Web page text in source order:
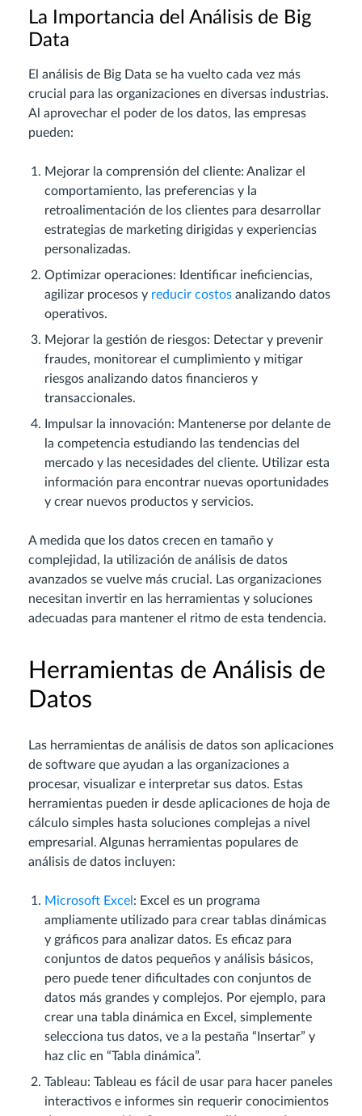
La Importancia del Análisis de Big
Data
El análisis de Big Data se ha vuelto cada vez más
crucial para las organizaciones en diversas industrias.
Al aprovechar el poder de los datos, las empresas
pueden:
Mejorar la comprensión del cliente: Analizar el
comportamiento, las preferencias y la
retroalimentación de los clientes para desarrollar
estrategias de marketing dirigidas y experiencias
personalizadas.
Optimizar operaciones: Identificar ineficiencias,
agilizar procesos y reducir costos analizando datos
operativos.
Mejorar la gestión de riesgos: Detectar y prevenir
fraudes, monitorear el cumplimiento y mitigar
riesgos analizando datos financieros y
transaccionales.
Impulsar la innovación: Mantenerse por delante de
la competencia estudiando las tendencias del
mercado y las necesidades del cliente. Utilizar esta
información para encontrar nuevas oportunidades
y crear nuevos productos y servicios.
A medida que los datos crecen en tamaño y
complejidad, la utilización de análisis de datos
avanzados se vuelve más crucial. Las organizaciones
necesitan invertir en las herramientas y soluciones
adecuadas para mantener el ritmo de esta tendencia.
Herramientas de Análisis de
Datos
Las herramientas de análisis de datos son aplicaciones
de software que ayudan a las organizaciones a
procesar, visualizar e interpretar sus datos. Estas
herramientas pueden ir desde aplicaciones de hoja de
cálculo simples hasta soluciones complejas a nivel
empresarial. Algunas herramientas populares de
análisis de datos incluyen:
Microsoft Excel : Excel es un programa
ampliamente utilizado para crear tablas dinámicas
y gráficos para analizar datos. Es eficaz para
conjuntos de datos pequeños y análisis básicos,
pero puede tener dificultades con conjuntos de
datos más grandes y complejos. Por ejemplo, para
crear una tabla dinámica en Excel, simplemente
selecciona tus datos, ve a la pestaña “Insertar” y
haz clic en “Tabla dinámica”.
Tableau: Tableau es fácil de usar para hacer paneles
interactivos e informes sin requerir conocimientos